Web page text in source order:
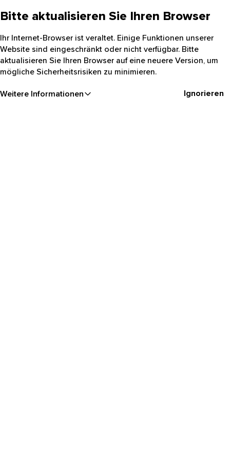
Bitte aktualisieren Sie Ihren Browser
Ihr Internet-Browser ist veraltet. Einige Funktionen unserer
Website sind eingeschränkt oder nicht verfügbar. Bitte
aktualisieren Sie Ihren Browser auf eine neuere Version, um
mögliche Sicherheitsrisiken zu minimieren.
Weitere Informationen Ignorieren